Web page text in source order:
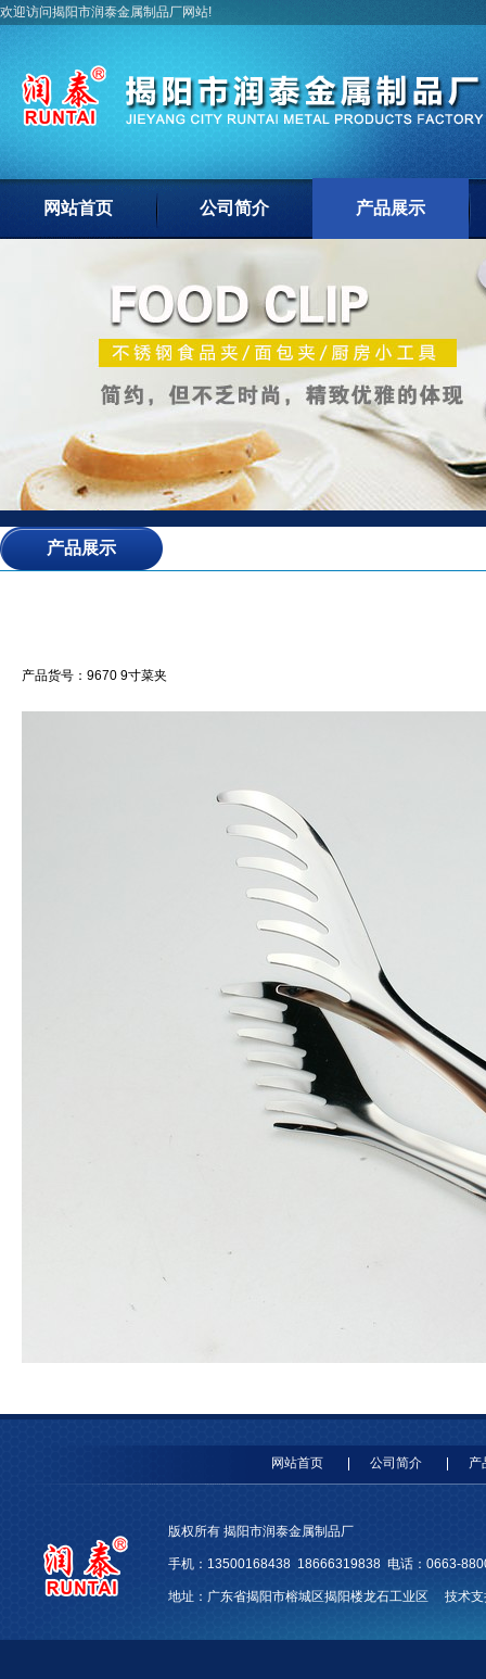
欢迎访问揭阳市润泰金属制品厂网站!
网站首页 公司简介 产品展示
产品展示
产品货号：9670 9寸菜夹
网站首页 公司简介 产
版权所有 揭阳市润泰金属制品厂
手机：13500168438 18666319838 电话：0663-
地址：广东省揭阳市榕城区揭阳楼龙石工业区 技术支